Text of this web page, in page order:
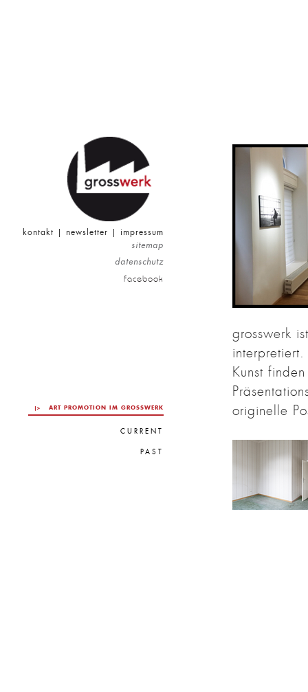
kontakt | newsletter | impressum
sitemap
datenschutz
facebook
ART PROMOTION IM GROSSWERK
CURRENT
PAST
grosswerk
Kunst
originelle